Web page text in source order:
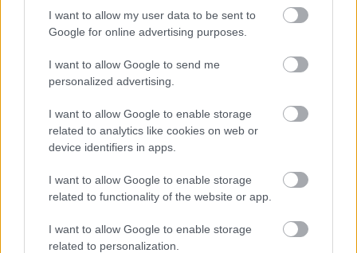
I want to allow my user data to be sent to
Google for online advertising purposes.
I want to allow Google to send me
personalized advertising.
I want to allow Google to enable storage
related to analytics like cookies on web or
device identifiers in apps.
I want to allow Google to enable storage
related to functionality of the website or app.
I want to allow Google to enable storage
related to personalization.
VÍZLÉPCSŐ SEM CSODASZER ÖNMAGÁBAN, A
KLÍMAVÁLTOZÁS MIATT ÚJ SZEMLÉLETRE VAN